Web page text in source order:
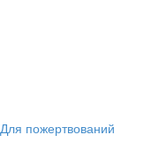
Для пожертвований